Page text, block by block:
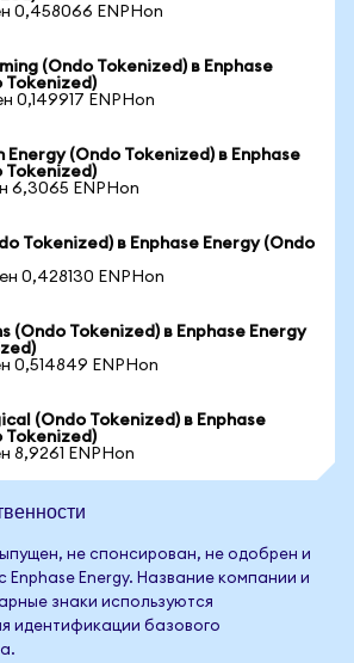
0,458066 ENPHon
(Ondo Tokenized) в Enphase
Tokenized)
0,149917 ENPHon
(Ondo Tokenized) в Enphase
Tokenized)
6,3065 ENPHon
Tokenized) в Enphase Energy (Ondo
0,428130 ENPHon
(Ondo Tokenized) в Enphase Energy
0,514849 ENPHon
(Ondo Tokenized) в Enphase
Tokenized)
8,9261 ENPHon
не спонсирован, не одобрен и
Energy. Название компании и
знаки используются
идентификации базового